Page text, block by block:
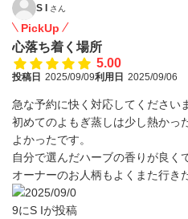
S I さん
PickUp
心落ち着く場所
5.00
投稿日 2025/09/09利用日 2025/09/06
急な予約に快く対応してください
初めてのよもぎ蒸しは少し熱かっ
よかったです。
自分で選んだハーブの香りが良く
オーナーのお人柄もよくまた行き